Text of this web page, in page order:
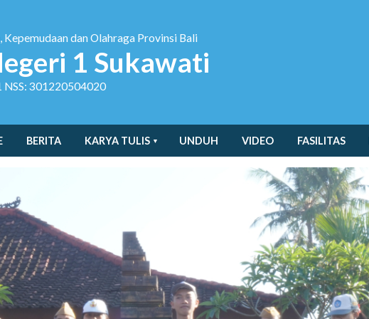
Kepemudaan dan Olahraga Provinsi Bali
1 Sukawati
NSS: 301220504020
BERITA KARYA TULIS UNDUH VIDEO FASILITAS